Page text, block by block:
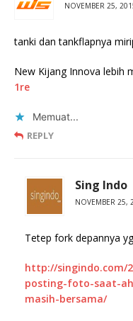
NOVEMBER 25,
tanki dan tankflapnya
New Kijang Innova lebih
1re
Memuat...
REPLY
Sing Indo
NOVEMBER 25,
Tetep fork depannya
http://singindo.com/
posting-foto-saat-
masih-bersama/